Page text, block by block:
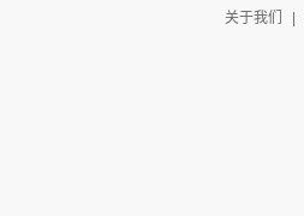
关于我们